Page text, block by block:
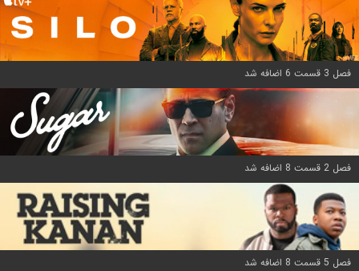
فصل 3 قسمت 6 اضافه شد
فصل 2 قسمت 8 اضافه شد
فصل 5 قسمت 8 اضافه شد